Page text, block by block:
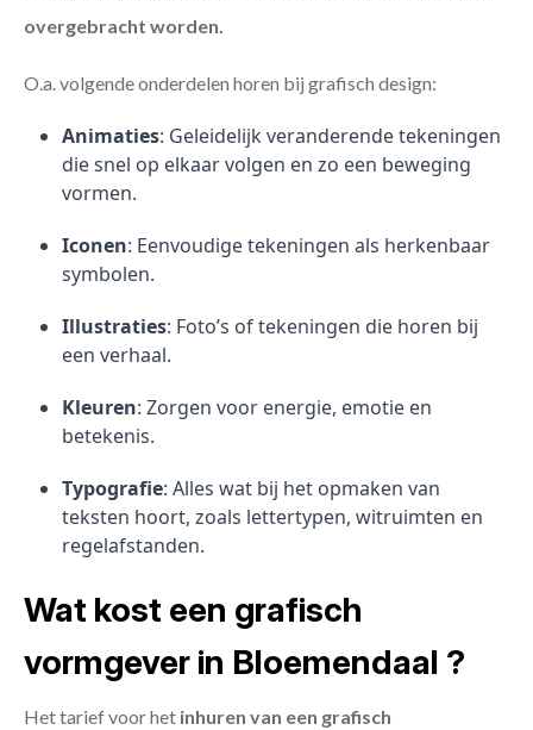
overgebracht worden.
O.a. volgende onderdelen horen bij grafisch design:
Animaties: Geleidelijk veranderende tekeningen
die snel op elkaar volgen en zo een beweging
vormen.
Iconen: Eenvoudige tekeningen als herkenbaar
symbolen.
Illustraties: Foto’s of tekeningen die horen bij
een verhaal.
Kleuren: Zorgen voor energie, emotie en
betekenis.
Typografie: Alles wat bij het opmaken van
teksten hoort, zoals lettertypen, witruimten en
regelafstanden.
Wat kost een grafisch
vormgever in Bloemendaal ?
Het tarief voor het inhuren van een grafisch